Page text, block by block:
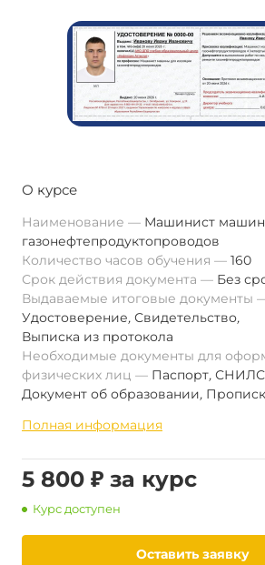
О курсе
Наименование
Машинист
газонефтепродуктопроводов
Количество часов обучения
160
Срок действия документа
Без
Выдаваемые итоговые документы
Удостоверение, Свидетельство,
Выписка из протокола
Необходимые документы для
физических лиц
Паспорт, СНИЛС
Документ об образовании,
Полная информация
5 800 ₽ за курс
Курс доступен
Оставить заявку